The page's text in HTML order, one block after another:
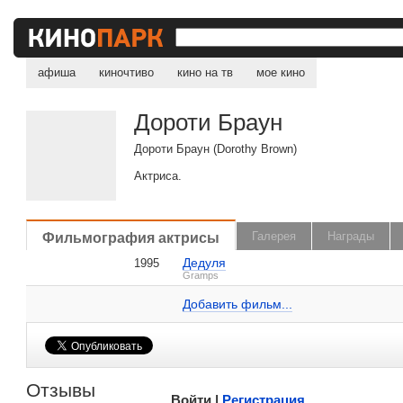
афиша киночтиво кино на тв мое кино
Дороти Браун
Дороти Браун (Dorothy Brown)
Актриса.
Фильмография актрисы Галерея
Награды
1995
Дедуля
Gramps
Добавить фильм...
Дороти Браун на IMDB.com
Отзывы Войти | Регистрация